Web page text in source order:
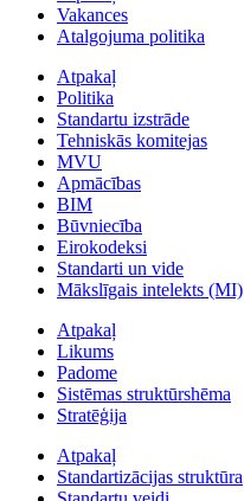
Vakances
Atalgojuma politika
Atpakaļ
Politika
Standartu izstrāde
Tehniskās komitejas
MVU
Apmācības
BIM
Būvniecība
Eirokodeksi
Standarti un vide
Mākslīgais intelekts (MI)
Atpakaļ
Likums
Padome
Sistēmas struktūrshēma
Stratēģija
Atpakaļ
Standartizācijas struktūra